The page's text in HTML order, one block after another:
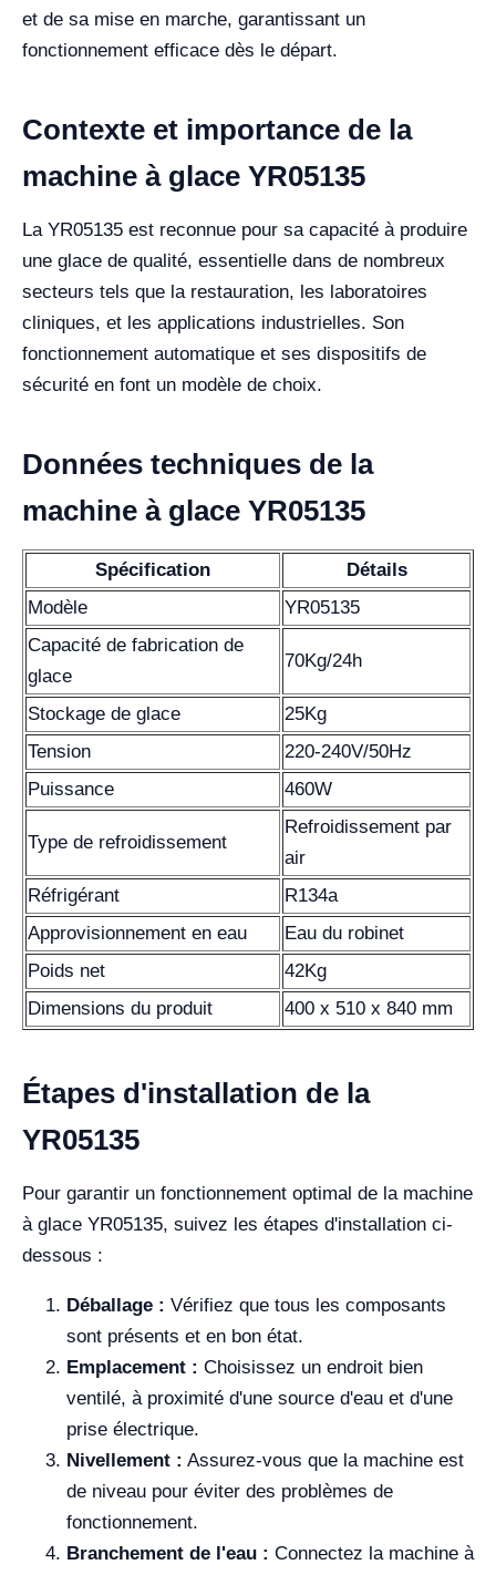
et de sa mise en marche, garantissant un
fonctionnement efficace dès le départ.
Contexte et importance de la
machine à glace YR05135
La YR05135 est reconnue pour sa capacité à produire
une glace de qualité, essentielle dans de nombreux
secteurs tels que la restauration, les laboratoires
cliniques, et les applications industrielles. Son
fonctionnement automatique et ses dispositifs de
sécurité en font un modèle de choix.
Données techniques de la
machine à glace YR05135
Spécification
Détails
Modèle
YR05135
Capacité de fabrication de
glace
70Kg/24h
Stockage de glace
25Kg
Tension
220-240V/50Hz
Puissance
460W
Type de refroidissement
Refroidissement par
air
Réfrigérant
R134a
Approvisionnement en eau
Eau du robinet
Poids net
42Kg
Dimensions du produit
400 x 510 x 840 mm
Étapes d'installation de la
YR05135
Pour garantir un fonctionnement optimal de la machine
à glace YR05135, suivez les étapes d'installation ci-
dessous :
Déballage : Vérifiez que tous les composants
sont présents et en bon état.
Emplacement : Choisissez un endroit bien
ventilé, à proximité d'une source d'eau et d'une
prise électrique.
Nivellement : Assurez-vous que la machine est
de niveau pour éviter des problèmes de
fonctionnement.
Branchement de l'eau : Connectez la machine à